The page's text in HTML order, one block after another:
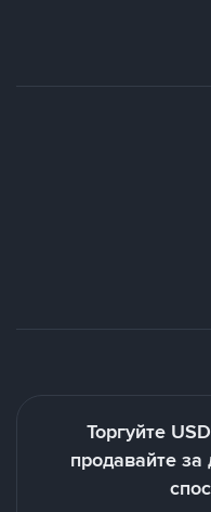
Торгуйте
продавайте